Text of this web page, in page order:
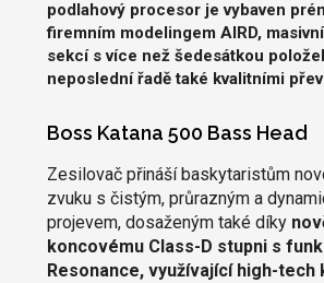
podlahový procesor je vybaven
firemním modelingem AIRD,
sekcí s více než šedesátkou
neposlední řadě také kvalitními
Boss Katana 500 Bass Head
Zesilovač přináší baskytaristům
zvuku s čistým, průrazným a
projevem, dosaženým také díky
koncovému Class-D stupni s
Resonance, využívající high-tech